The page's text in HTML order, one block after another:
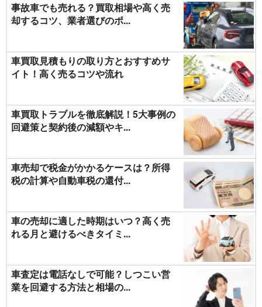
事故車でも売れる？買取相場や高く売
却するコツ、業者選びのポ...
車買取見積もりの取り方とおすすめサ
イト！高く売るコツや流れ
車買取トラブルを徹底解説！5大事例の
回避策と契約後の減額やキ...
車売却で税金がかかるケースは？所得
税の計算や自動車税の還付...
車の売却に適した時期はいつ？高く売
れる月と避けるべきタイミ...
車査定は電話なしで可能？しつこい営
業を回避する方法と相場の...